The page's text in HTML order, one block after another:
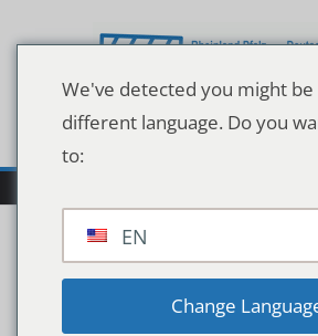
Inhalt
We've detected you might be
different language. Do you
to:
EN
Change